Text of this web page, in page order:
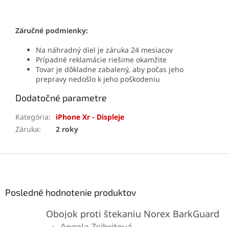
Záručné podmienky:
Na náhradný diel je záruka 24 mesiacov
Prípadné reklamácie riešime okamžite
Tovar je dôkladne zabalený, aby počas jeho
prepravy nedošlo k jeho poškodeniu
Dodatočné parametre
Kategória:
iPhone Xr - Displeje
Záruka: 2 roky
Posledné hodnotenie produktov
Obojok proti štekaniu Norex BarkGuard